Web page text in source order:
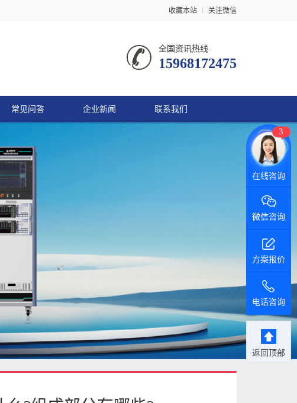
收藏本站 关注微信
全国资讯热线
15968172475
常见问答 企业新闻 联系我们
3
在线咨询
微信咨询
方案报价
电话咨询
返回顶部